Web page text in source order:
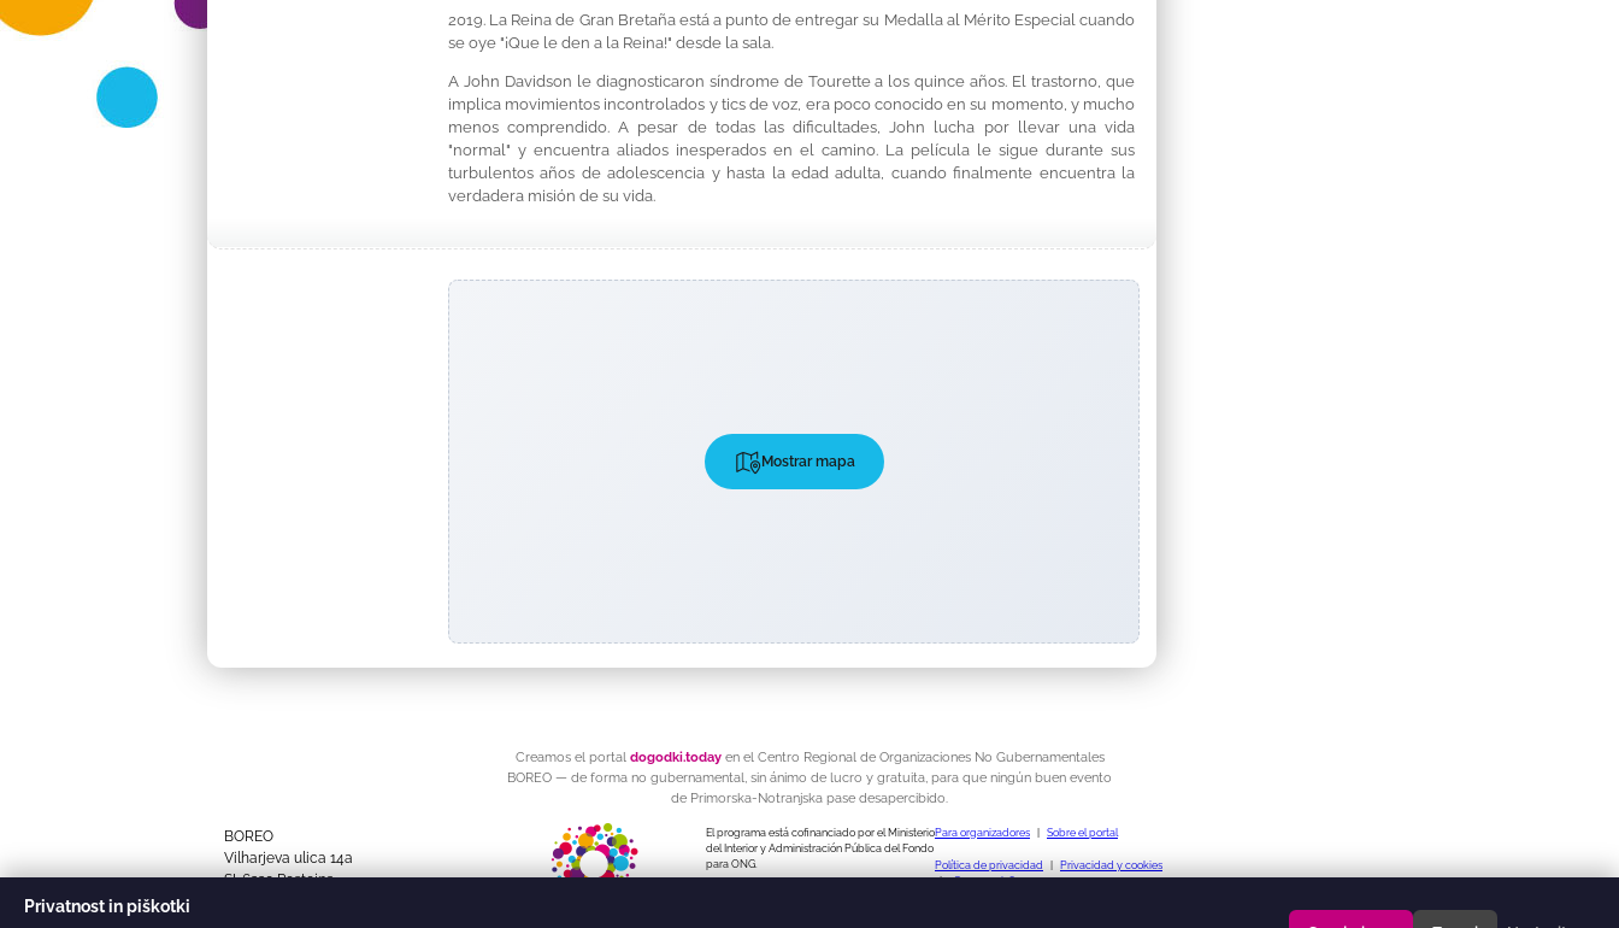
2019. La Reina de Gran Bretaña está a punto de entregar su Medalla al Mérito Especial cuando
se oye "¡Que le den a la Reina!" desde la sala.
A John Davidson le diagnosticaron síndrome de Tourette a los quince años. El trastorno, que
implica movimientos incontrolados y tics de voz, era poco conocido en su momento, y mucho
menos comprendido. A pesar de todas las dificultades, John lucha por llevar una vida
"normal" y encuentra aliados inesperados en el camino. La película le sigue durante sus
turbulentos años de adolescencia y hasta la edad adulta, cuando finalmente encuentra la
verdadera misión de su vida.
Mostrar mapa
Creamos el portal dogodki.todayen el Centro Regional de Organizaciones No Gubernamentales
BOREO — de forma no gubernamental, sin ánimo de lucro y gratuita, para que ningún buen evento
de Primorska-Notranjska pase desapercibido.
BOREO
Vilharjeva ulica 14a
SI-6230 Postojna
El programa está cofinanciado por el Ministerio
del Interior y Administración Pública del Fondo
para ONG.
Para organizadores Sobre el portal
Política de privacidad
Privacidad y cookies
| ¿Sugerencia?
Privatnost in piškotki